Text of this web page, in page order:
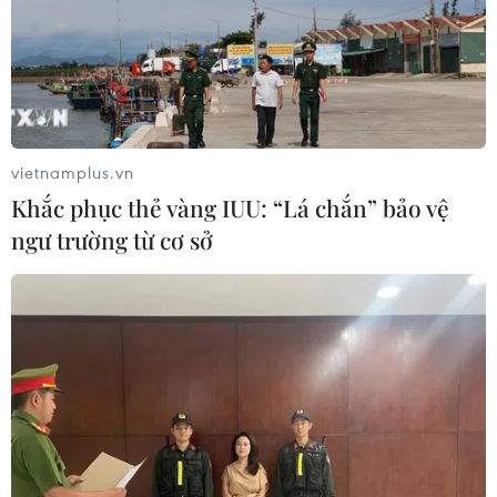
hợp tổ chức Kỳ thi Trung học phổ thông quốc
gia. Trong đó, vấn đề đảm bảo an ninh kỳ thi
được đặc biệt nhấn mạnh.
Cụ thể, với các địa phương, Bộ Giáo dục và Đào
tạo đề nghị rà soát kỹ lưỡng cán bộ tham gia tổ
chức thi bảo đảm số lượng và yêu cầu chất
lượng; phân công rõ nhiệm vụ và quyền hạn
của cán bộ trong từng khâu tổ chức thi; tăng
cường tập huấn nghiệp vụ cho cán bộ được
phân công coi thi, thanh tra. Trong trường hợp
cán bộ coi thi, thanh tra thi có hành vi vi phạm
Quy chế thi phải xử lý kỷ luật nghiêm khắc.
[Hà Giang: Thí sinh được ‘phù phép’ tăng
29,95 điểm so với điểm thật]
vietnamplus.vn
Khắc phục thẻ vàng IUU: “Lá chắn” bảo vệ
ngư trường từ cơ sở